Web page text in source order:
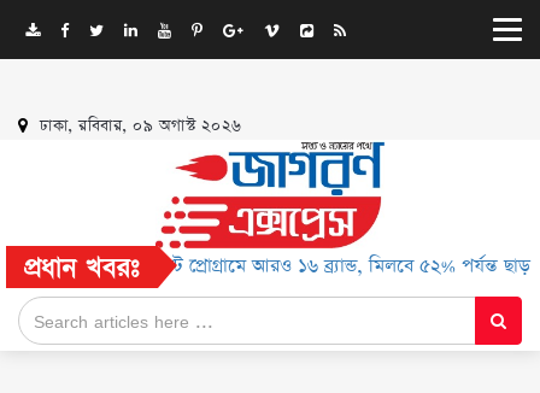
ঢাকা, রবিবার, ০৯ অগাস্ট ২০২৬
প্রধান খবরঃরবি এলিট প্রোগ্রামে আরও ১৬ ব্র্যান্ড, মিলবে ৫২% পর্যন্ত ছাড়